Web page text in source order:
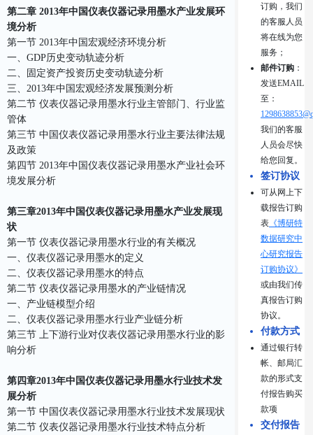
第二章 2013年中国仪表仪器记录用墨水产业发展环
境分析
第一节 2013年中国宏观经济环境分析
一、GDP历史变动轨迹分析
二、固定资产投资历史变动轨迹分析
三、2013年中国宏观经济发展预测分析
第二节 仪表仪器记录用墨水行业主管部门、行业监
管体
第三节 中国仪表仪器记录用墨水行业主要法律法规
及政策
第四节 2013年中国仪表仪器记录用墨水产业社会环
境发展分析
第三章2013年中国仪表仪器记录用墨水产业发展现
状
第一节 仪表仪器记录用墨水行业的有关概况
一、仪表仪器记录用墨水的定义
二、仪表仪器记录用墨水的特点
第二节 仪表仪器记录用墨水的产业链情况
一、产业链模型介绍
二、仪表仪器记录用墨水行业产业链分析
第三节 上下游行业对仪表仪器记录用墨水行业的影
响分析
第四章2013年中国仪表仪器记录用墨水行业技术发
展分析
第一节 中国仪表仪器记录用墨水行业技术发展现状
第二节 仪表仪器记录用墨水行业技术特点分析
订购，我们
的客服人员
将在线为您
服务；
邮件订购 ：
发送EMAIL
至：
我们的客服
人员会尽快
给您回复。
签订协议
可从网上下
载报告订购
表 《博研特
数据研究中
心研究报告
订购协议》
或由我们传
真报告订购
协议。
付款方式
通过银行转
帐、邮局汇
款的形式支
付报告购买
款项
交付报告